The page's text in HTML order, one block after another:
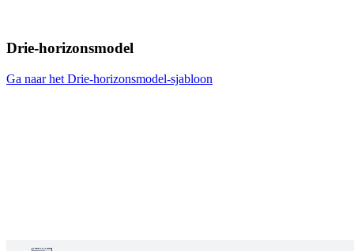
Drie-horizonsmodel
Ga naar het Drie-horizonsmodel-sjabloon